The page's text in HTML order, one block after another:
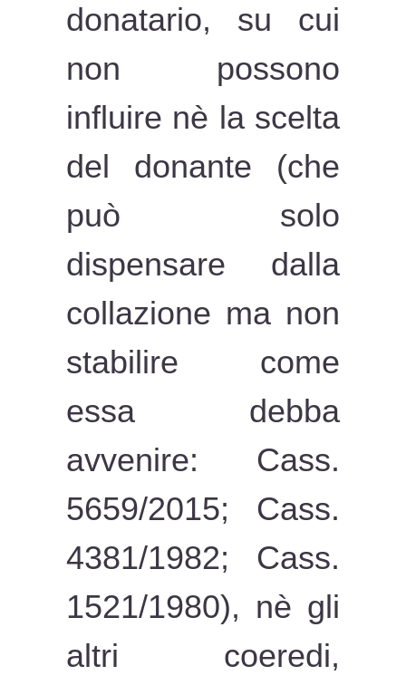
donatario, su cui
non possono
influire nè la scelta
del donante (che
può solo
dispensare dalla
collazione ma non
stabilire come
essa debba
avvenire: Cass.
5659/2015; Cass.
4381/1982; Cass.
1521/1980), nè gli
altri coeredi,